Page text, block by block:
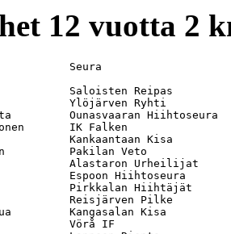
12 vuotta 2
Seura
Saloisten Reipas
Ylöjärven Ryhti
Ounasvaaran Hiihtoseura
IK Falken
Kankaantaan Kisa
Pakilan Veto
Alastaron Urheilijat
Espoon Hiihtoseura
Pirkkalan Hiihtäjät
Reisjärven Pilke
Kangasalan Kisa
Vörå IF